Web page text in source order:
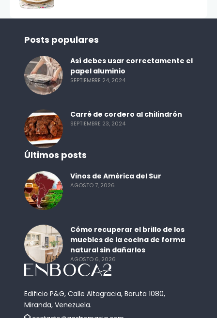
Edificio P&G, Calle Altagracia, Baruta 1080,
Miranda, Venezuela.
Posts populares
Así debes usar correctamente el
papel aluminio
SEPTIEMBRE 24, 2024
Carré de cordero al chilindrón
SEPTIEMBRE 23, 2024
Últimos posts
Vinos de América del Sur
AGOSTO 7, 2026
Cómo recuperar el brillo de los
muebles de la cocina de forma
natural sin dañarlos
AGOSTO 6, 2026